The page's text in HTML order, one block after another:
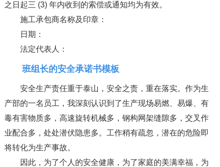
之日起三 (3) 年内收到的索偿或通知均为有效。
施工承包商名称及印章：
日期：
法定代表人：
班组长的安全承诺书模板
安全生产责任重于泰山，安全之责，重在落实。作为生
产部的一名员工，我深刻认识到了生产现场易燃、易爆、有
毒有害物质多，高速旋转机械多，钢构网架缝隙多，交叉作
业配合多，处处潜伏隐患多。工作稍有疏忽，潜在的危险即
将转化为生产事故。
因此，为了个人的安全健康，为了家庭的美满幸福，为